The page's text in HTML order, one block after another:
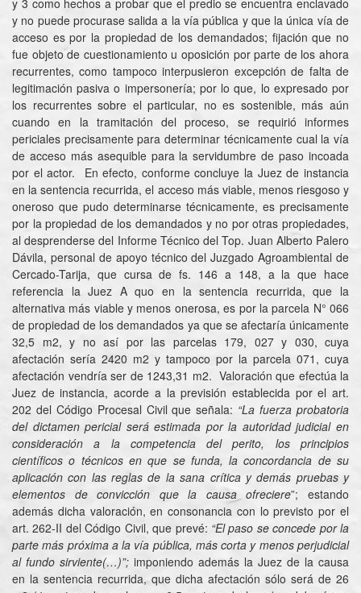
y 3 como hechos a probar que el predio se encuentra enclavado
y no puede procurase salida a la vía pública y que la única vía de
acceso es por la propiedad de los demandados; fijación que no
fue objeto de cuestionamiento u oposición por parte de los ahora
recurrentes, como tampoco interpusieron excepción de falta de
legitimación pasiva o impersonería; por lo que, lo expresado por
los recurrentes sobre el particular, no es sostenible, más aún
cuando en la tramitación del proceso, se requirió informes
periciales precisamente para determinar técnicamente cual la vía
de acceso más asequible para la servidumbre de paso incoada
por el actor. En efecto, conforme concluye la Juez de instancia
en la sentencia recurrida, el acceso más viable, menos riesgoso y
oneroso que pudo determinarse técnicamente, es precisamente
por la propiedad de los demandados y no por otras propiedades,
al desprenderse del Informe Técnico del Top. Juan Alberto Palero
Dávila, personal de apoyo técnico del Juzgado Agroambiental de
Cercado-Tarija, que cursa de fs. 146 a 148, a la que hace
referencia la Juez A quo en la sentencia recurrida, que la
alternativa más viable y menos onerosa, es por la parcela N° 066
de propiedad de los demandados ya que se afectaría únicamente
32,5 m2, y no así por las parcelas 179, 027 y 030, cuya
afectación sería 2420 m2 y tampoco por la parcela 071, cuya
afectación vendría ser de 1243,31 m2. Valoración que efectúa la
Juez de instancia, acorde a la previsión establecida por el art.
202 del Código Procesal Civil que señala: “La fuerza probatoria
del dictamen pericial será estimada por la autoridad judicial en
consideración a la competencia del perito, los principios
científicos o técnicos en que se funda, la concordancia de su
aplicación con las reglas de la sana crítica y demás pruebas y
elementos de convicción que la causa ofreciere”; estando
además dicha valoración, en consonancia con lo previsto por el
art. 262-II del Código Civil, que prevé: “El paso se concede por la
parte más próxima a la vía pública, más corta y menos perjudicial
al fundo sirviente(…)”; imponiendo además la Juez de la causa
en la sentencia recurrida, que dicha afectación sólo será de 26